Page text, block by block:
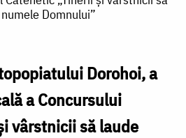
Domnului”
Dorohoi, a
a Concursului
vârstnicii să laude